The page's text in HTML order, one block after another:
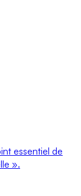
essentiel de
».